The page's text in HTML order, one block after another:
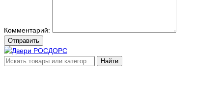
Комментарий:
Отправить
Найти